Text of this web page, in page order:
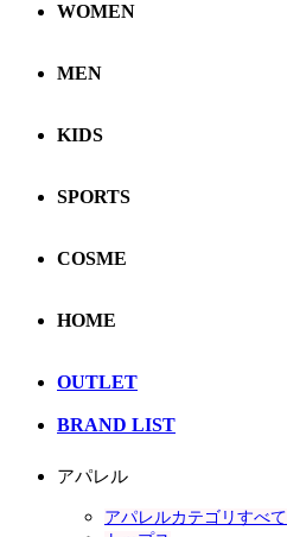
WOMEN
MEN
KIDS
SPORTS
COSME
HOME
OUTLET
BRAND LIST
アパレル
アパレルカテゴリすべて